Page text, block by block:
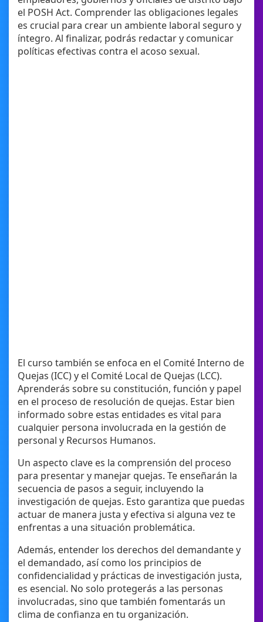
el POSH Act. Comprender las obligaciones legales
es crucial para crear un ambiente laboral seguro y
íntegro. Al finalizar, podrás redactar y comunicar
políticas efectivas contra el acoso sexual.
El curso también se enfoca en el Comité Interno de
Quejas (ICC) y el Comité Local de Quejas (LCC).
Aprenderás sobre su constitución, función y papel
en el proceso de resolución de quejas. Estar bien
informado sobre estas entidades es vital para
cualquier persona involucrada en la gestión de
personal y Recursos Humanos.
Un aspecto clave es la comprensión del proceso
para presentar y manejar quejas. Te enseñarán la
secuencia de pasos a seguir, incluyendo la
investigación de quejas. Esto garantiza que puedas
actuar de manera justa y efectiva si alguna vez te
enfrentas a una situación problemática.
Además, entender los derechos del demandante y
el demandado, así como los principios de
confidencialidad y prácticas de investigación justa,
es esencial. No solo protegerás a las personas
involucradas, sino que también fomentarás un
clima de confianza en tu organización.